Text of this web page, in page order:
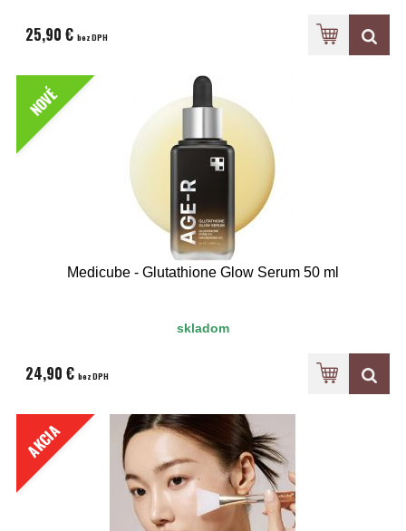
25,90 € bez DPH
NOVÉ
Medicube - Glutathione Glow Serum 50 ml
skladom
24,90 € bez DPH
AKCIA